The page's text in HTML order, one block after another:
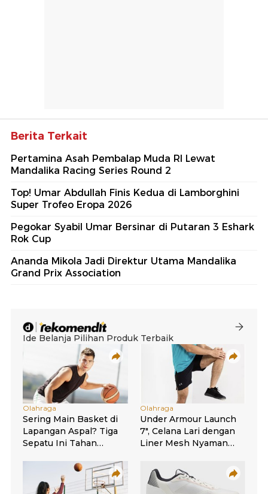
Berita Terkait
Pertamina Asah Pembalap Muda RI Lewat
Mandalika Racing Series Round 2
Top! Umar Abdullah Finis Kedua di Lamborghini
Super Trofeo Eropa 2026
Pegokar Syabil Umar Bersinar di Putaran 3 Eshark
Rok Cup
Ananda Mikola Jadi Direktur Utama Mandalika
Grand Prix Association